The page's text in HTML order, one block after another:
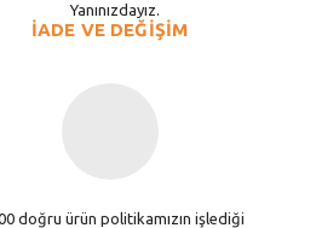
Yanınızdayız.
İADE VE DEĞİŞİM
doğru ürün politikamızın işlediği